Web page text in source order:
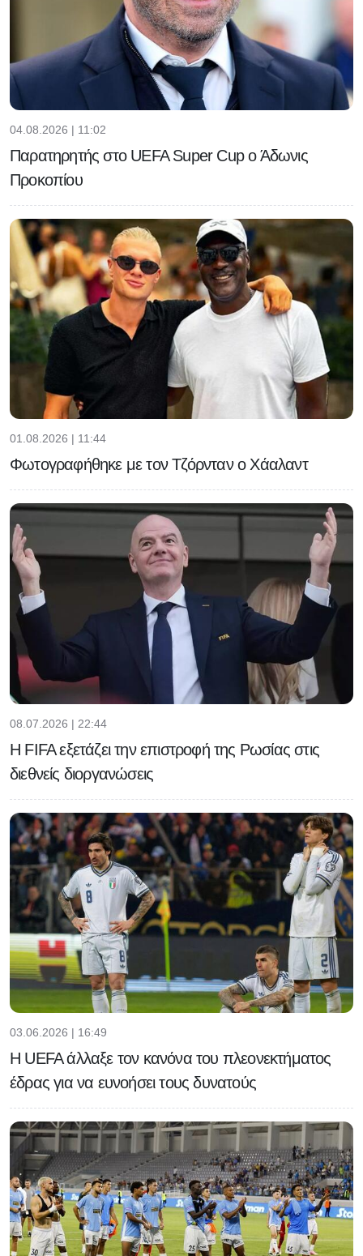
04.08.2026 | 11:02
Παρατηρητής στο UEFA Super Cup ο Άδωνις
Προκοπίου
01.08.2026 | 11:44
Φωτογραφήθηκε με τον Τζόρνταν ο Χάαλαντ
08.07.2026 | 22:44
Η FIFA εξετάζει την επιστροφή της Ρωσίας στις
διεθνείς διοργανώσεις
03.06.2026 | 16:49
H UEFA άλλαξε τον κανόνα του πλεονεκτήματος
έδρας για να ευνοήσει τους δυνατούς